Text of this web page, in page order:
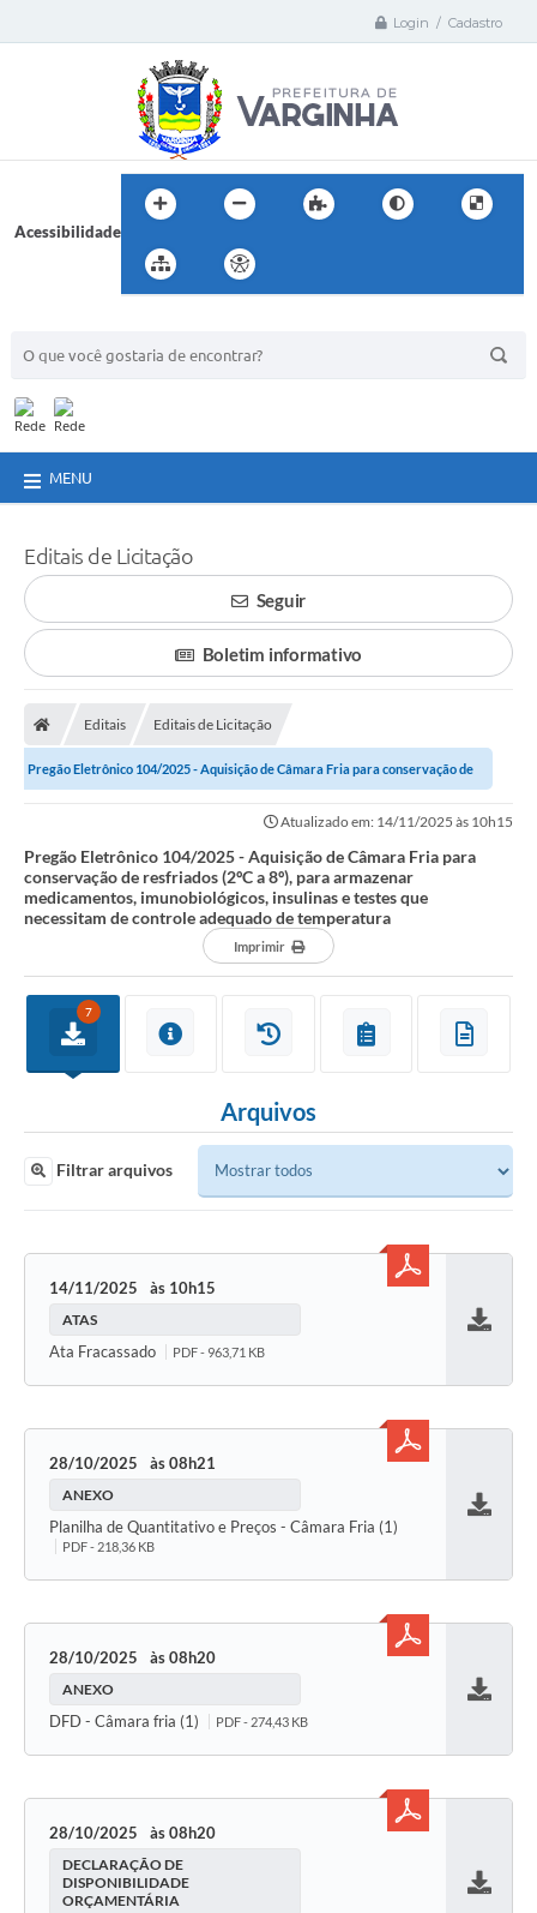
Login / Cadastro
Acessibilidade
MENU
Editais de Licitação
Seguir
Boletim informativo
Editais Editais de Licitação
Pregão Eletrônico 104/2025 - Aquisição de Câmara Fria para conservação de
Atualizado em: 14/11/2025 às 10h15
Pregão Eletrônico 104/2025 - Aquisição de Câmara Fria para
conservação de resfriados (2ºC a 8º), para armazenar
medicamentos, imunobiológicos, insulinas e testes que
necessitam de controle adequado de temperatura
Imprimir
7
Arquivos
Filtrar arquivos
14/11/2025 10h15
ATAS
Ata Fracassado PDF - 963,71 KB
28/10/2025 08h21
ANEXO
Planilha de Quantitativo e Preços - Câmara Fria (1)
PDF - 218,36 KB
28/10/2025 08h20
ANEXO
DFD - Câmara fria (1) PDF - 274,43 KB
28/10/2025 08h20
DECLARAÇÃO DE
DISPONIBILIDADE
ORÇAMENTÁRIA